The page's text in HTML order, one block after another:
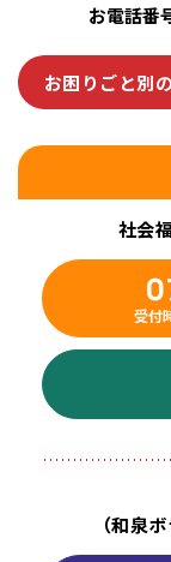
お電話番
お困りごと別
社会
受付
（和泉